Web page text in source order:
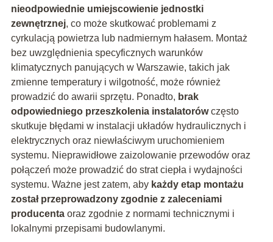
nieodpowiednie umiejscowienie jednostki
zewnętrznej, co może skutkować problemami z
cyrkulacją powietrza lub nadmiernym hałasem. Montaż
bez uwzględnienia specyficznych warunków
klimatycznych panujących w Warszawie, takich jak
zmienne temperatury i wilgotność, może również
prowadzić do awarii sprzętu. Ponadto, brak
odpowiedniego przeszkolenia instalatorówczęsto
skutkuje błędami w instalacji układów hydraulicznych i
elektrycznych oraz niewłaściwym uruchomieniem
systemu. Nieprawidłowe zaizolowanie przewodów oraz
połączeń może prowadzić do strat ciepła i wydajności
systemu. Ważne jest zatem, aby każdy etap montażu
został przeprowadzony zgodnie z zaleceniami
producentaoraz zgodnie z normami technicznymi i
lokalnymi przepisami budowlanymi.